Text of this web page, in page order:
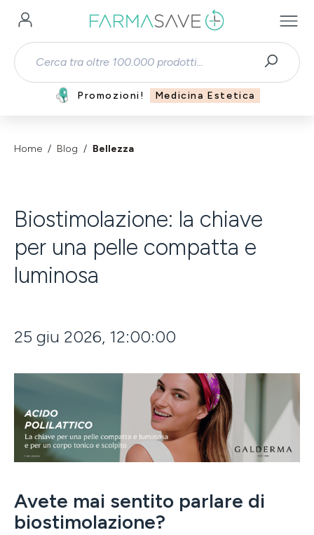
Passa al contenuto principale
Promozioni! Medicina Estetica
Home Blog Bellezza
Biostimolazione: la chiave
per una pelle compatta e
luminosa
25 giu 2026, 12:00:00
Avete mai sentito parlare di
biostimolazione?